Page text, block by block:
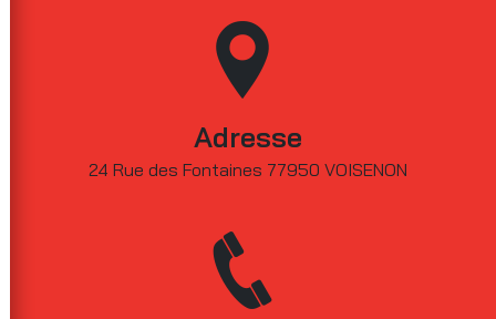
Adresse
24 Rue des Fontaines 77950 VOISENON